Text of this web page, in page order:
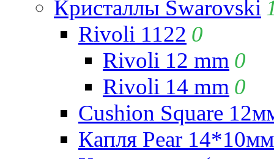
Кристаллы Swarovski
Rivoli 1122 0
Rivoli 12 mm 0
Rivoli 14 mm 0
Cushion Square
Капля Pear